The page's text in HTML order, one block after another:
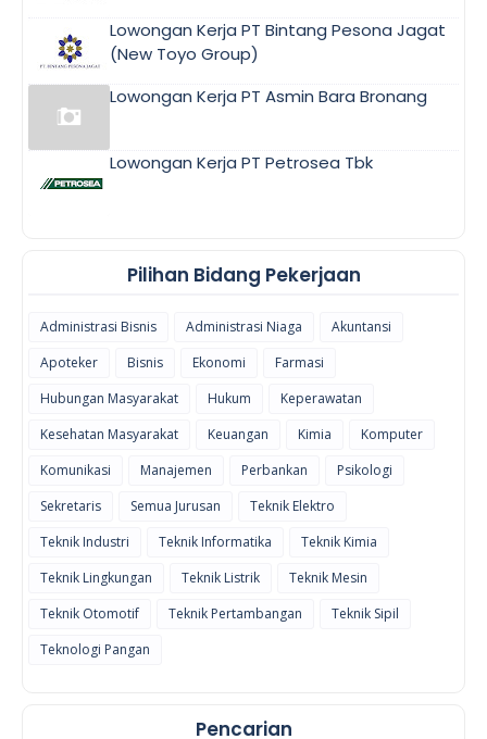
Lowongan Kerja PT Bintang Pesona Jagat
(New Toyo Group)
Lowongan Kerja PT Asmin Bara Bronang
Lowongan Kerja PT Petrosea Tbk
Pilihan Bidang Pekerjaan
Administrasi Bisnis Administrasi Niaga
Akuntansi
Apoteker
Bisnis Ekonomi
Farmasi
Hubungan Masyarakat
Hukum
Keperawatan
Kesehatan Masyarakat
Keuangan Kimia
Komputer
Komunikasi
Manajemen Perbankan
Psikologi
Sekretaris
Semua Jurusan
Teknik Elektro
Teknik Industri
Teknik Informatika
Teknik Kimia
Teknik Lingkungan
Teknik Listrik
Teknik Mesin
Teknik Otomotif
Teknik Pertambangan
Teknik Sipil
Teknologi Pangan
Pencarian